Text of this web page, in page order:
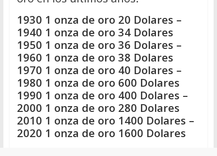
1930 1 onza de oro 20 Dolares –
1940 1 onza de oro 34 Dolares
1950 1 onza de oro 36 Dolares –
1960 1 onza de oro 38 Dolares
1970 1 onza de oro 40 Dolares –
1980 1 onza de oro 600 Dolares
1990 1 onza de oro 400 Dolares –
2000 1 onza de oro 280 Dolares
2010 1 onza de oro 1400 Dolares –
2020 1 onza de oro 1600 Dolares